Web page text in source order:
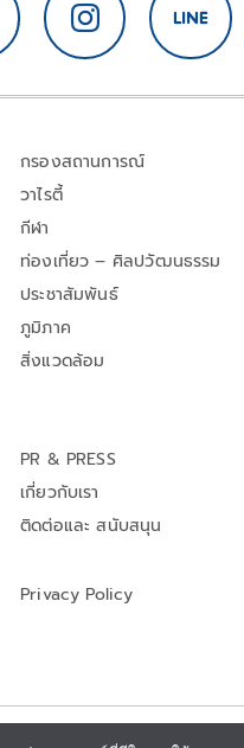
กรองสถานการณ์
วาไรตี้
กีฬา
ท่องเที่ยว – ศิลปวัฒนธรรม
ประชาสัมพันธ์
ภูมิภาค
สิ่งแวดล้อม
PR & PRESS
เกี่ยวกับเรา
ติดต่อและ สนับสนุน
Privacy Policy